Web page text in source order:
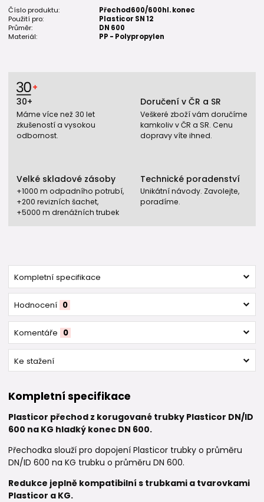
Číslo produktu:
Přechod600/600hl. konec
Použití pro:
Plasticor SN 12
Průměr:
DN 600
Materiál:
PP - Polypropylen
30+
Máme více než 30 let
zkušeností a vysokou
odbornost.
Doručení v ČR a SR
Veškeré zboží vám doručíme
kamkoliv v ČR a SR. Cenu
dopravy víte ihned.
Velké skladové zásoby
+1000 m odpadního potrubí,
+200 revizních šachet,
+5000 m drenážních trubek
Technické poradenství
Unikátní návody. Zavolejte,
poradíme.
Kompletní specifikace
Hodnocení 0
Komentáře 0
Ke stažení
Kompletní specifikace
Plasticor přechod z korugované trubky Plasticor DN/ID
600 na KG hladký konec DN 600.
Přechodka slouží pro dopojení Plasticor trubky o průměru
DN/ID 600 na KG trubku o průměru DN 600.
Redukce jeplně kompatibilní s trubkami a tvarovkami
Plasticor a KG.